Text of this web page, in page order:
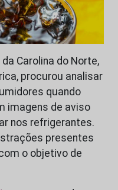
Carolina do Norte,
procurou analisar
quando
imagens de aviso
nos refrigerantes.
presentes
o objetivo de